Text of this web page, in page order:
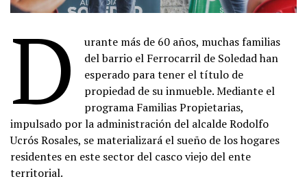
D
urante más de 60 años, muchas familias
del barrio el Ferrocarril de Soledad han
esperado para tener el título de
propiedad de su inmueble. Mediante el
programa Familias Propietarias,
impulsado por la administración del alcalde Rodolfo
Ucrós Rosales, se materializará el sueño de los hogares
residentes en este sector del casco viejo del ente
territorial.